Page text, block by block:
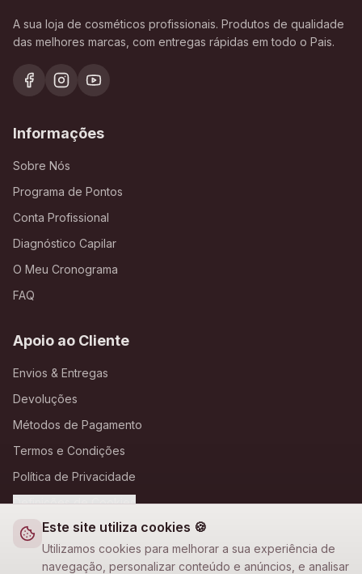
Este site utiliza cookies 🍪
Utilizamos cookies para melhorar a sua experiência de
navegação, personalizar conteúdo e anúncios, e analisar
A sua loja de cosméticos profissionais. Produtos de qualidade
das melhores marcas, com entregas rápidas em todo o Pais.
Informações
Sobre Nós
Programa de Pontos
Conta Profissional
Diagnóstico Capilar
O Meu Cronograma
FAQ
Apoio ao Cliente
Envios & Entregas
Devoluções
Métodos de Pagamento
Termos e Condições
Política de Privacidade
Definições de Cookies
A Loja Nova